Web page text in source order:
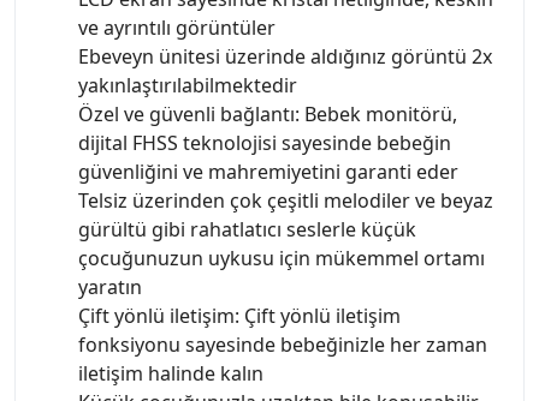
ve ayrıntılı görüntüler
Ebeveyn ünitesi üzerinde aldığınız görüntü 2x
yakınlaştırılabilmektedir
Özel ve güvenli bağlantı: Bebek monitörü,
dijital FHSS teknolojisi sayesinde bebeğin
güvenliğini ve mahremiyetini garanti eder
Telsiz üzerinden çok çeşitli melodiler ve beyaz
gürültü gibi rahatlatıcı seslerle küçük
çocuğunuzun uykusu için mükemmel ortamı
yaratın
Çift yönlü iletişim: Çift yönlü iletişim
fonksiyonu sayesinde bebeğinizle her zaman
iletişim halinde kalın